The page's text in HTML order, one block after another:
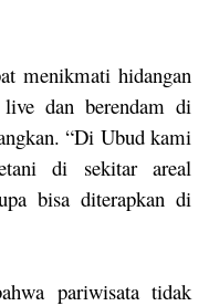
menikmati hidangan
dan berendam di
“Di Ubud kami
di sekitar areal
bisa diterapkan di
pariwisata tidak